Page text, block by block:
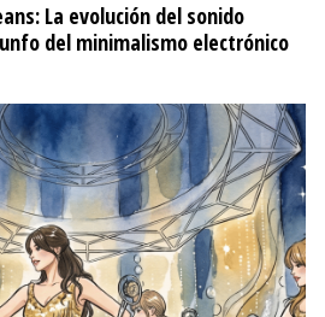
La evolución del sonido
del minimalismo electrónico